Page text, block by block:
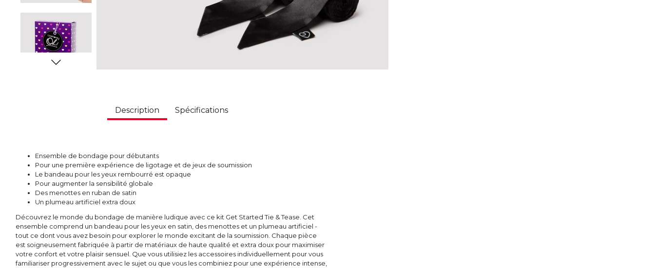
Description Spécifications
Ensemble de bondage pour débutants
Pour une première expérience de ligotage et de jeux de soumission
Le bandeau pour les yeux rembourré est opaque
Pour augmenter la sensibilité globale
Des menottes en ruban de satin
Un plumeau artificiel extra doux
Découvrez le monde du bondage de manière ludique avec ce kit Get Started Tie & Tease. Cet
ensemble comprend un bandeau pour les yeux en satin, des menottes et un plumeau artificiel -
tout ce dont vous avez besoin pour explorer le monde excitant de la soumission. Chaque pièce
est soigneusement fabriquée à partir de matériaux de haute qualité et extra doux pour maximiser
votre confort et votre plaisir sensuel. Que vous utilisiez les accessoires individuellement pour vous
familiariser progressivement avec le sujet ou que vous les combiniez pour une expérience intense,